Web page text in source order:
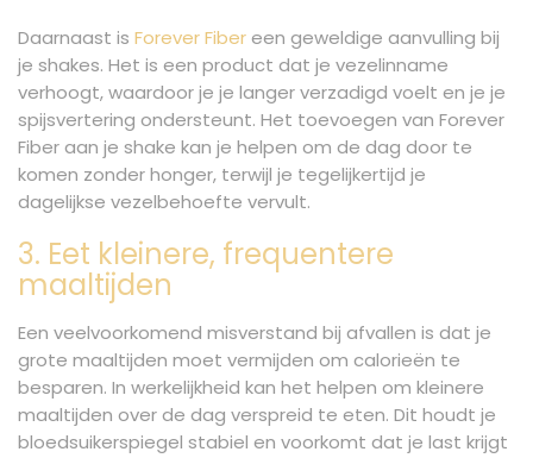
Daarnaast is Forever Fiber een geweldige aanvulling bij
je shakes. Het is een product dat je vezelinname
verhoogt, waardoor je je langer verzadigd voelt en je je
spijsvertering ondersteunt. Het toevoegen van Forever
Fiber aan je shake kan je helpen om de dag door te
komen zonder honger, terwijl je tegelijkertijd je
dagelijkse vezelbehoefte vervult.
3. Eet kleinere, frequentere
maaltijden
Een veelvoorkomend misverstand bij afvallen is dat je
grote maaltijden moet vermijden om calorieën te
besparen. In werkelijkheid kan het helpen om kleinere
maaltijden over de dag verspreid te eten. Dit houdt je
bloedsuikerspiegel stabiel en voorkomt dat je last krijgt